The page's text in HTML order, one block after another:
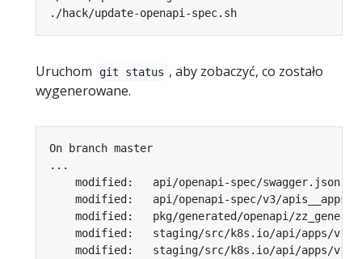
Uruchom git status , aby zobaczyć, co zostało
wygenerowane.